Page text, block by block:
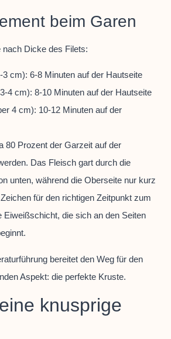
beim Garen
Dicke des Filets:
3 cm): 6-8 Minuten auf der Hautseite
4 cm): 8-10 Minuten auf der Hautseite
4 cm): 10-12 Minuten auf der
80 Prozent der Garzeit auf der
Das Fleisch gart durch die
unten, während die Oberseite nur kurz
für den richtigen Zeitpunkt zum
Eiweißschicht, die sich an den Seiten
bereitet den Weg für den
Aspekt: die perfekte Kruste.
knusprige